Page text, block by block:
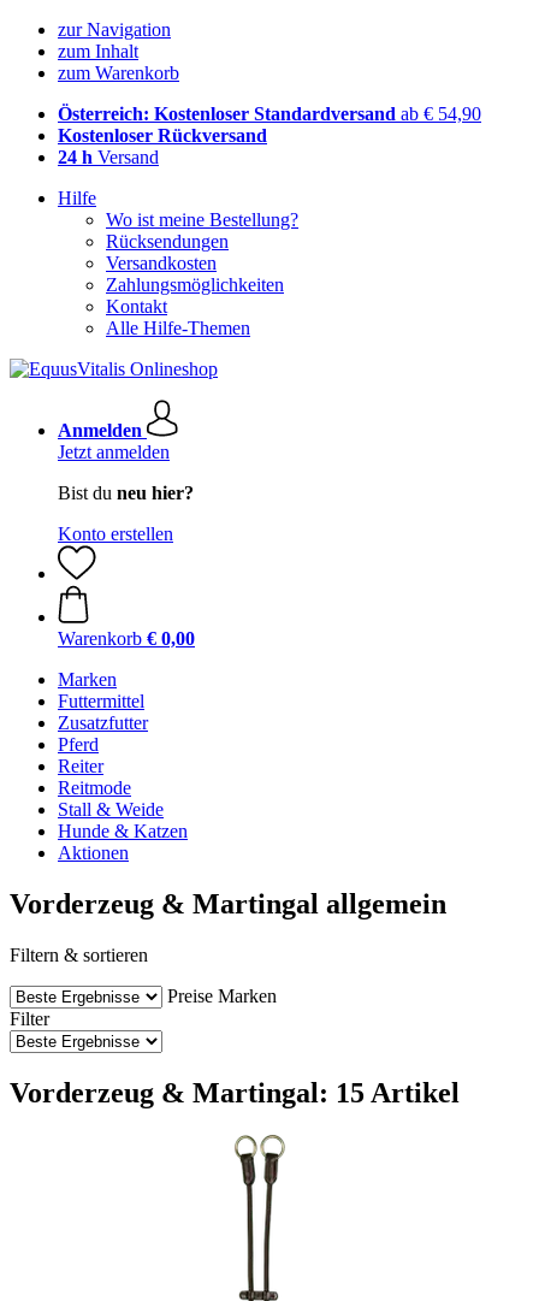
zur Navigation
zum Inhalt
zum Warenkorb
Österreich: Kostenloser Standardversand ab € 54,90
Kostenloser Rückversand
24 h Versand
Hilfe
Wo ist meine Bestellung?
Rücksendungen
Versandkosten
Zahlungsmöglichkeiten
Kontakt
Alle Hilfe-Themen
Anmelden
Jetzt anmelden
Bist du neu hier?
Konto erstellen
Warenkorb € 0,00
Marken
Futtermittel
Zusatzfutter
Pferd
Reiter
Reitmode
Stall & Weide
Hunde & Katzen
Aktionen
Vorderzeug & Martingal allgemein
Filtern & sortieren
Preise Marken
Filter
Vorderzeug & Martingal: 15 Artikel